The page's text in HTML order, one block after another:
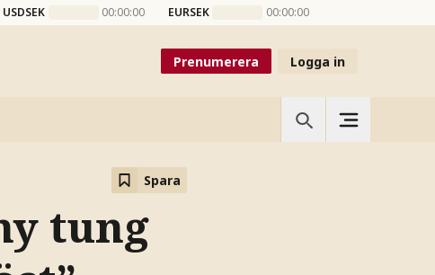
USDSEK 00:00:00 EURSEK 00:00:00
Prenumerera Logga in
Spara
tung